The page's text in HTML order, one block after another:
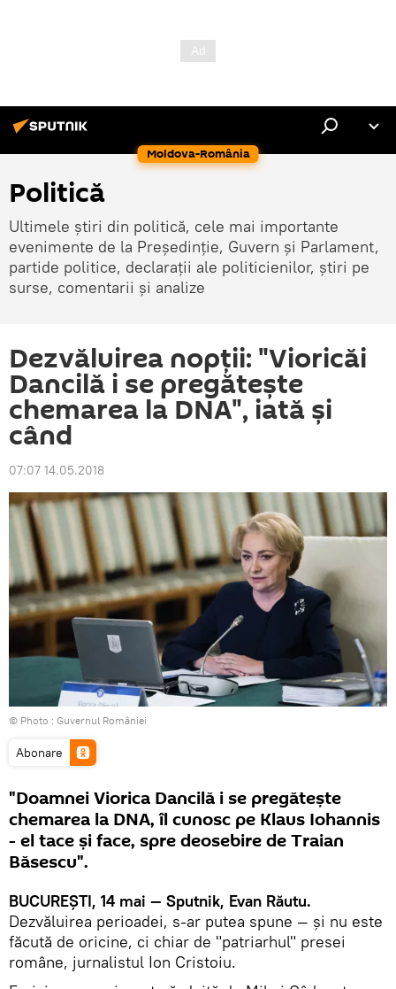
Moldova-România
Politică
Ultimele știri din politică, cele mai importante
evenimente de la Președinție, Guvern și Parlament,
partide politice, declarații ale politicienilor, știri pe
surse, comentarii și analize
Dezvăluirea nopții: "Vioricăi
Dancilă i se pregătește
chemarea la DNA", iată și
când
07:07 14.05.2018
© Photo : Guvernul României
Abonare
"Doamnei Viorica Dancilă i se pregătește
chemarea la DNA, îl cunosc pe Klaus Iohannis
- el tace și face, spre deosebire de Traian
Băsescu".
BUCUREȘTI, 14 mai — Sputnik, Evan Răutu.
Dezvăluirea perioadei, s-ar putea spune — și nu este
făcută de oricine, ci chiar de "patriarhul" presei
române, jurnalistul Ion Cristoiu.